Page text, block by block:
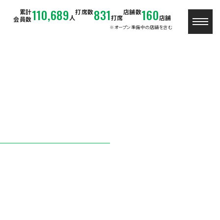
累計
会員数110,689 人
打席数831打席
店舗数160店舗
※オープン準備中の店舗を含む